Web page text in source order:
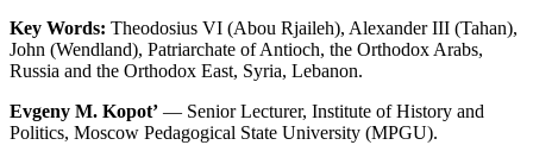
Key Words: Theodosius VI (Abou Rjaileh), Alexander III (Tahan),
John (Wendland), Patriarchate of Antioch, the Orthodox Arabs,
Russia and the Orthodox East, Syria, Lebanon.
Evgeny M. Kopot’ — Senior Lecturer, Institute of History and
Politics, Moscow Pedagogical State University (MPGU).